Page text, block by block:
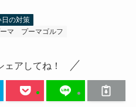
日の対策
マ プーマゴルフ
ェアしてね！